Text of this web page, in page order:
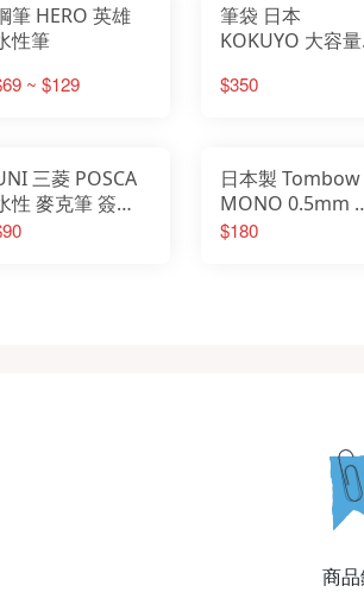
筆 HERO 英雄
性筆
~ $129
筆袋 日本
KOKUYO 大容量
$350
三菱 POSCA
性 麥克筆 簽字
超細 PC-3M 級
日本製 Tombow
MONO 0.5mm
性能 繪圖 自動鉛
$180
商